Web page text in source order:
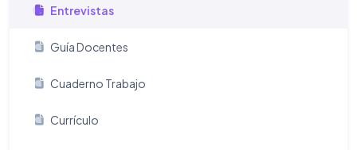
Entrevistas
Guía Docentes
Cuaderno Trabajo
Currículo